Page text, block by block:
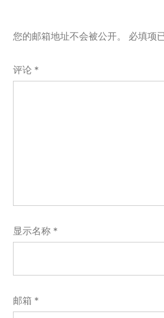
您的邮箱地址不会被公开。 必填项
评论 *
显示名称 *
邮箱 *